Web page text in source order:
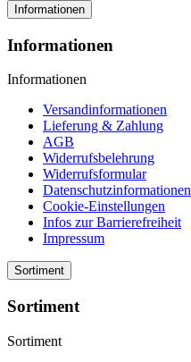
Informationen
Informationen
Informationen
Versandinformationen
Lieferung & Zahlung
AGB
Widerrufsbelehrung
Widerrufsformular
Datenschutzinformationen
Cookie-Einstellungen
Infos zur Barrierefreiheit
Impressum
Sortiment
Sortiment
Sortiment